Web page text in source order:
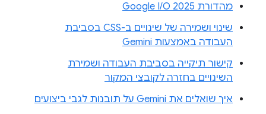
מהדורת Google I/O 2025
שינוי ושמירה של שינויים ב-CSS בסביבת
העבודה באמצעות Gemini
קישור תיקייה בסביבת העבודה ושמירת
השינויים בחזרה לקובצי המקור
איך שואלים את Gemini על תובנות לגבי ביצועים